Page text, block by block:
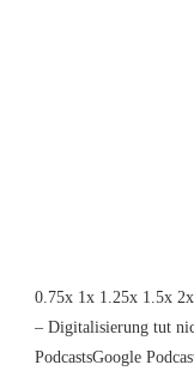
0.75x 1x 1.25x 1.5x
– Digitalisierung tut
PodcastsGoogle